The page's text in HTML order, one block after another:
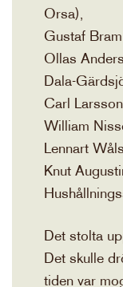
Orsa),
Gustaf
Ollas
Dala-
Carl
William
Lennart
Knut
Det stolta
Det skulle
tiden var